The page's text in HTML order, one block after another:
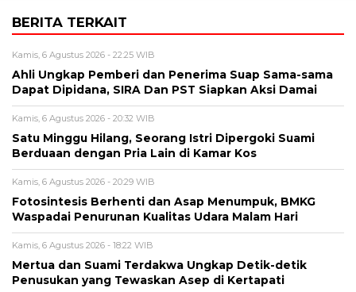
BERITA TERKAIT
Kamis, 6 Agustus 2026 - 22:25 WIB
Ahli Ungkap Pemberi dan Penerima Suap Sama-sama
Dapat Dipidana, SIRA Dan PST Siapkan Aksi Damai
Kamis, 6 Agustus 2026 - 20:32 WIB
Satu Minggu Hilang, Seorang Istri Dipergoki Suami
Berduaan dengan Pria Lain di Kamar Kos
Kamis, 6 Agustus 2026 - 20:29 WIB
Fotosintesis Berhenti dan Asap Menumpuk, BMKG
Waspadai Penurunan Kualitas Udara Malam Hari
Kamis, 6 Agustus 2026 - 18:22 WIB
Mertua dan Suami Terdakwa Ungkap Detik-detik
Penusukan yang Tewaskan Asep di Kertapati